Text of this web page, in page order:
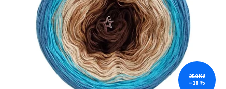
250 Kč
–18 %